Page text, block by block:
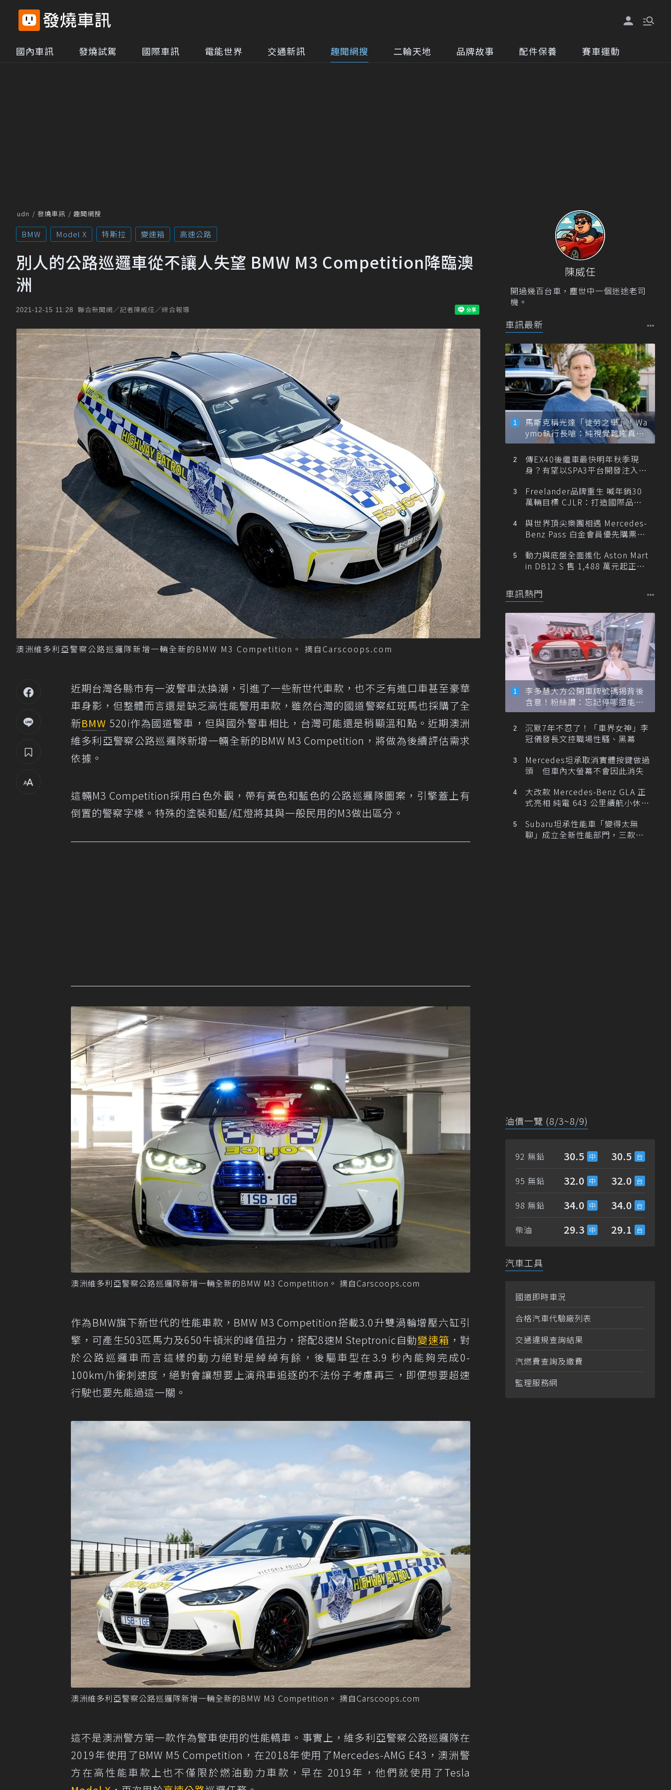
國內車訊 發燒試駕 國際車訊 電能世界 交通新訊 趣聞網搜 二輪天地 品牌故事 配件保養 賽車運動
udn 發燒車訊 趣聞網搜
BMW Model X 特斯拉 變速箱 高速公路
別人的公路巡邏車從不讓人失望 BMW M3 Competition降臨澳
洲
2021-12-15 11:28 聯合新聞網／記者陳威任／綜合報導
澳洲維多利亞警察公路巡邏隊新增一輛全新的BMW M3 Competition。 摘自Carscoops.com
近期台灣各縣市有一波警車汰換潮，引進了一些新世代車款，也不乏有進口車甚至豪華
車身影，但整體而言還是缺乏高性能警用車款，雖然台灣的國道警察紅斑馬也採購了全
新BMW 520i作為國道警車，但與國外警車相比，台灣可能還是稍顯溫和點。近期澳洲
維多利亞警察公路巡邏隊新增一輛全新的BMW M3 Competition，將做為後續評估需求
依據。
這輛M3 Competition採用白色外觀，帶有黃色和藍色的公路巡邏隊圖案，引擎蓋上有
倒置的警察字樣。特殊的塗裝和藍/紅燈將其與一般民用的M3做出區分。
澳洲維多利亞警察公路巡邏隊新增一輛全新的BMW M3 Competition。 摘自Carscoops.com
作為BMW旗下新世代的性能車款，BMW M3 Competition搭載3.0升雙渦輪增壓六缸引
擎，可產生503匹馬力及650牛頓米的峰值扭力，搭配8速M Steptronic自動變速箱 ，對
於公路巡邏車而言這樣的動力絕對是綽綽有餘，後驅車型在3.9 秒內能夠完成0-
100km/h衝刺速度，絕對會讓想要上演飛車追逐的不法份子考慮再三，即便想要超速
行駛也要先能過這一關。
澳洲維多利亞警察公路巡邏隊新增一輛全新的BMW M3 Competition。 摘自Carscoops.com
這不是澳洲警方第一款作為警車使用的性能轎車。事實上，維多利亞警察公路巡邏隊在
2019年使用了BMW M5 Competition，在2018年使用了Mercedes-AMG E43，澳洲警
方在高性能車款上也不僅限於燃油動力車款，早在 2019年，他們就使用了Tesla
陳威任
開過幾百台車，塵世中一個迷途老司
機。
車訊最新
馬斯克稱光達「徒勞之舉」！Wa
ymo執行長嗆：純視覺難達真正
自動駕駛
傳EX40後繼車最快明年秋季現
身？有望以SPA3平台開發注入80
Freelander品牌重生 喊年銷30
萬輛目標 CJLR：打造國際品牌
與世界頂尖樂團相遇 Mercedes-
Benz Pass 白金會員優先購票維
動力與底盤全面進化 Aston Mart
in DB12 S 售 1,488 萬元起正式
車訊熱門
李多慧大方公開車牌號碼揭背後
含意！粉絲讚：忘記停哪還能幫
忙找車
沉默7年不忍了！「車界女神」李
冠儀發長文控職場性騷、黑幕
Mercedes坦承取消實體按鍵做過
頭 但車內大螢幕不會因此消失
大改款 Mercedes-Benz GLA 正
式亮相 純電 643 公里續航小休
Subaru坦承性能車「變得太無
聊」成立全新性能部門，三款手
油價一覽 (8/3~8/9)
92 無鉛 30.5 30.5
95 無鉛 32.0 32.0
98 無鉛 34.0 34.0
柴油 29.3 29.1
汽車工具
國道即時車況
合格汽車代驗廠列表
交通違規查詢結果
汽燃費查詢及繳費
監理服務網